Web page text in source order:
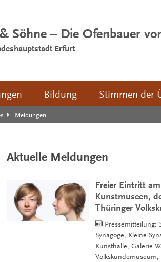
Söhne – Die Ofenbauer
Erfurt
Bildung Stimmen der
Meldungen
Aktuelle Meldungen
Freier Eintritt
Kunstmuseen,
Thüringer
Pressemitteilung:
Synagoge, Kleine
Kunsthalle, Galerie
Volkskundemuseum,